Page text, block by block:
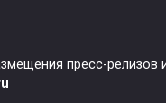
пресс-релизов